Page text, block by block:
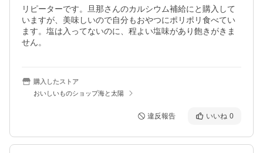
リピーターです。旦那さんのカルシウム補給にと購入して
いますが、美味しいので自分もおやつにポリポリ食べてい
ます。塩は入ってないのに、程よい塩味があり飽きがきま
せん。
購入したストア
おいしいものショップ海と太陽
違反報告 いいね 0